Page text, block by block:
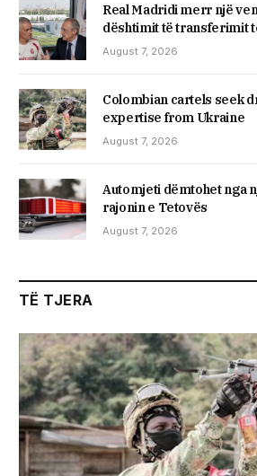
Real Madridi merr një
dështimit të transferimit
August 7, 2026
Colombian cartels seek
expertise from Ukraine
August 7, 2026
Automjeti dëmtohet nga
rajonin e Tetovës
August 7, 2026
TË TJERA